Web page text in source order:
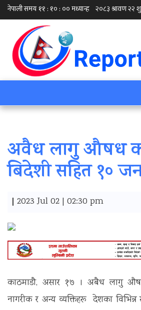
अवैध लागु औषध
बिदेशी सहित १०
| 2023 Jul 02 | 02:30 pm
काठमाडाै, असार १७ । अबैध लागु औषध
नागरीक र अन्य व्यक्तिहरू देशका